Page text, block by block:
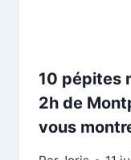
10 pépites
2h de
vous